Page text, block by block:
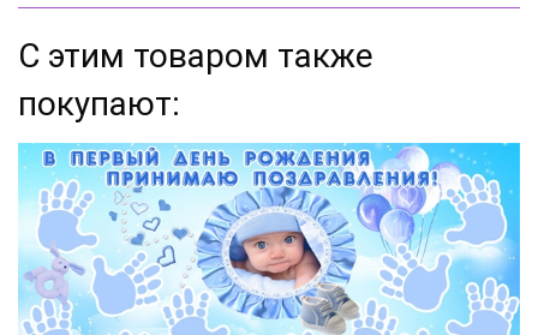
С этим товаром также
покупают: